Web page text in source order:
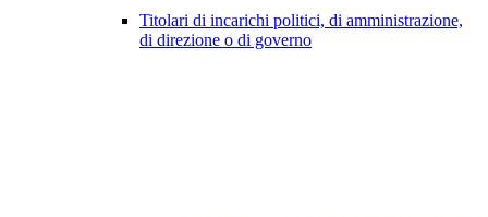
Titolari di incarichi politici, di amministrazione,
di direzione o di governo